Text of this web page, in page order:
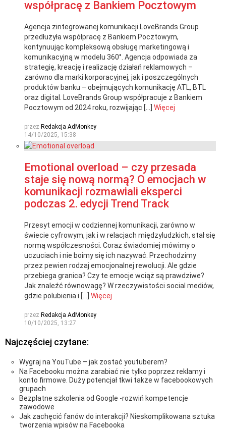
współpracę z Bankiem Pocztowym
Agencja zintegrowanej komunikacji LoveBrands Group
przedłużyła współpracę z Bankiem Pocztowym,
kontynuując kompleksową obsługę marketingową i
komunikacyjną w modelu 360°. Agencja odpowiada za
strategię, kreację i realizację działań reklamowych –
zarówno dla marki korporacyjnej, jak i poszczególnych
produktów banku – obejmujących komunikację ATL, BTL
oraz digital. LoveBrands Group współpracuje z Bankiem
Pocztowym od 2024 roku, rozwijając […] Więcej
przez Redakcja AdMonkey
14/10/2025, 15:38
Emotional overload – czy przesada
staje się nową normą? O emocjach w
komunikacji rozmawiali eksperci
podczas 2. edycji Trend Track
Przesyt emocji w codziennej komunikacji, zarówno w
świecie cyfrowym, jak i w relacjach międzyludzkich, stał się
normą współczesności. Coraz świadomiej mówimy o
uczuciach i nie boimy się ich nazywać. Przechodzimy
przez pewien rodzaj emocjonalnej rewolucji. Ale gdzie
przebiega granica? Czy te emocje wciąż są prawdziwe?
Jak znaleźć równowagę? W rzeczywistości social mediów,
gdzie polubienia i […] Więcej
przez Redakcja AdMonkey
10/10/2025, 13:27
Najczęściej czytane:
Wygraj na YouTube – jak zostać youtuberem?
Na Facebooku można zarabiać nie tylko poprzez reklamy i
konto firmowe. Duży potencjał tkwi także w facebookowych
grupach
Bezpłatne szkolenia od Google -rozwiń kompetencje
zawodowe
Jak zachęcić fanów do interakcji? Nieskomplikowana sztuka
tworzenia wpisów na Facebooka